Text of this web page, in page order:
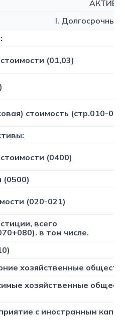
АКТИВ
I. Долгосрочные
(01,03)
стоимость (стр.010-
(0400)
(0500)
(020-021)
всего
в том числе.
хозяйственные обществ
хозяйственные
с иностранным